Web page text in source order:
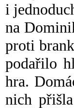
i
na
proti
podařilo
hra.
nich